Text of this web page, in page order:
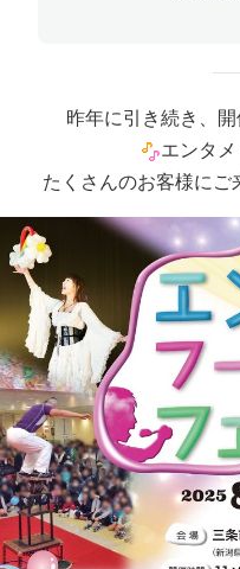
昨年に引き続き、開
エンタ
たくさんのお客様にご